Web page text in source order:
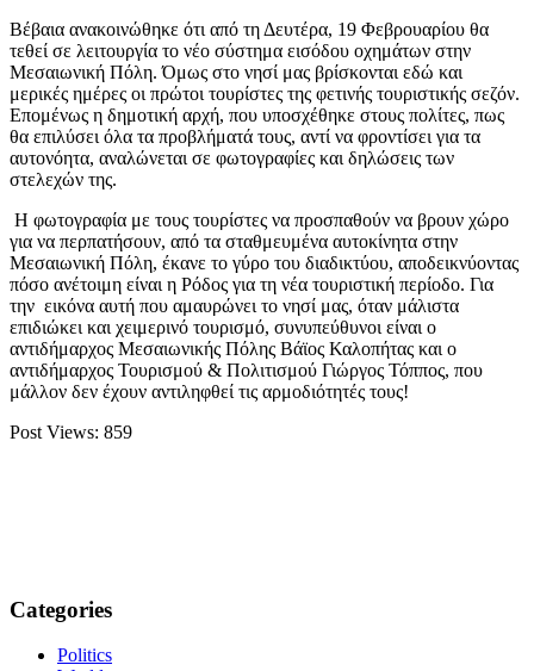
Βέβαια ανακοινώθηκε ότι από τη Δευτέρα, 19 Φεβρουαρίου θα
τεθεί σε λειτουργία το νέο σύστημα εισόδου οχημάτων στην
Μεσαιωνική Πόλη. Όμως στο νησί μας βρίσκονται εδώ και
μερικές ημέρες οι πρώτοι τουρίστες της φετινής τουριστικής σεζόν.
Επομένως η δημοτική αρχή, που υποσχέθηκε στους πολίτες, πως
θα επιλύσει όλα τα προβλήματά τους, αντί να φροντίσει για τα
αυτονόητα, αναλώνεται σε φωτογραφίες και δηλώσεις των
στελεχών της.
Η φωτογραφία με τους τουρίστες να προσπαθούν να βρουν χώρο
για να περπατήσουν, από τα σταθμευμένα αυτοκίνητα στην
Μεσαιωνική Πόλη, έκανε το γύρο του διαδικτύου, αποδεικνύοντας
πόσο ανέτοιμη είναι η Ρόδος για τη νέα τουριστική περίοδο. Για
την εικόνα αυτή που αμαυρώνει το νησί μας, όταν μάλιστα
επιδιώκει και χειμερινό τουρισμό, συνυπεύθυνοι είναι ο
αντιδήμαρχος Μεσαιωνικής Πόλης Βάϊος Καλοπήτας και ο
αντιδήμαρχος Τουρισμού & Πολιτισμού Γιώργος Τόππος, που
μάλλον δεν έχουν αντιληφθεί τις αρμοδιότητές τους!
Post Views: 859
Categories
Politics